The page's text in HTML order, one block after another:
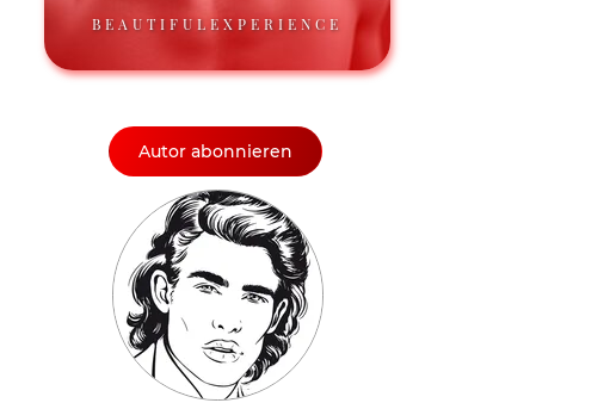
BEAUTIFULEXPERIENCE
Autor abonnieren